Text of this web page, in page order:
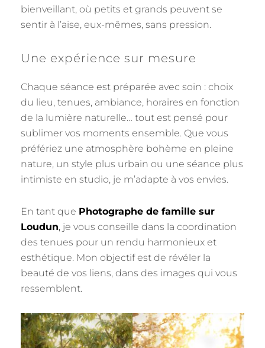
bienveillant, où petits et grands peuvent se
sentir à l’aise, eux-mêmes, sans pression.
Une expérience sur mesure
Chaque séance est préparée avec soin : choix
du lieu, tenues, ambiance, horaires en fonction
de la lumière naturelle… tout est pensé pour
sublimer vos moments ensemble. Que vous
préfériez une atmosphère bohème en pleine
nature, un style plus urbain ou une séance plus
intimiste en studio, je m’adapte à vos envies.
En tant que Photographe de famille sur
Loudun, je vous conseille dans la coordination
des tenues pour un rendu harmonieux et
esthétique. Mon objectif est de révéler la
beauté de vos liens, dans des images qui vous
ressemblent.